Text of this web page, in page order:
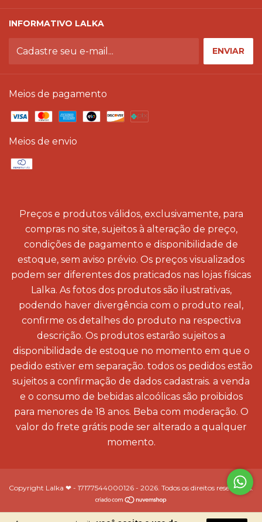
INFORMATIVO LALKA
Meios de pagamento
Meios de envio
Preços e produtos válidos, exclusivamente, para
compras no site, sujeitos à alteração de preço,
condições de pagamento e disponibilidade de
estoque, sem aviso prévio. Os preços visualizados
podem ser diferentes dos praticados nas lojas físicas
Lalka. As fotos dos produtos são ilustrativas,
podendo haver divergência com o produto real,
confirme os detalhes do produto na respectiva
descrição. Os produtos estarão sujeitos a
disponibilidade de estoque no momento em que o
pedido estiver em separação. todos os pedidos estão
sujeitos a confirmação de dados cadastrais. a venda
e o consumo de bebidas alcoólicas são proibidos
para menores de 18 anos. Beba com moderação. O
valor do frete grátis pode ser alterado a qualquer
momento.
Copyright Lalka ❤ - 17177544000126 - 2026. Todos os direitos reservados.